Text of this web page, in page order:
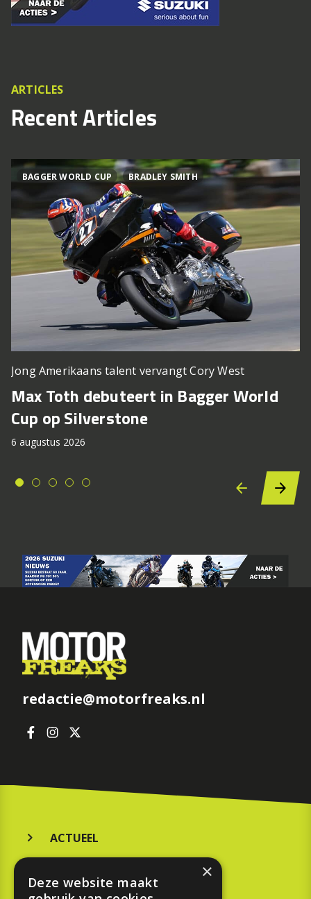
ARTICLES
Recent Articles
BAGGER WORLD CUP BRADLEY SMITH
Jong Amerikaans talent vervangt Cory West
Max Toth debuteert in Bagger World
Cup op Silverstone
6 augustus 2026
redactie@motorfreaks.nl
ACTUEEL
KOOPGIDS
×
Deze website maakt